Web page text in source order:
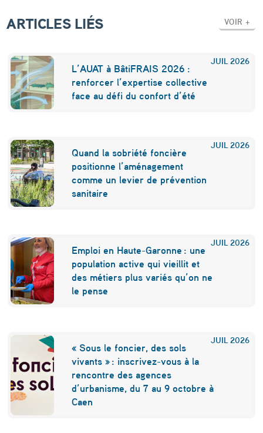
s
a
c
e
p
é
r
i
h
é
r
i
e
s
e
ARTICLES LIÉS VOIR +
JUIL 2026
L’AUAT à BâtiFRAIS 2026 :
renforcer l’expertise collective
face au défi du confort d’été
JUIL 2026
Quand la sobriété foncière
positionne l’aménagement
comme un levier de prévention
sanitaire
JUIL 2026
Emploi en Haute-Garonne : une
population active qui vieillit et
des métiers plus variés qu’on ne
le pense
JUIL 2026
« Sous le foncier, des sols
vivants » : inscrivez-vous à la
rencontre des agences
d’urbanisme, du 7 au 9 octobre à
Caen